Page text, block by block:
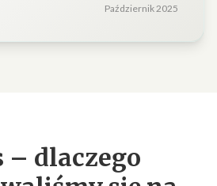
Październik 2025
– dlaczego